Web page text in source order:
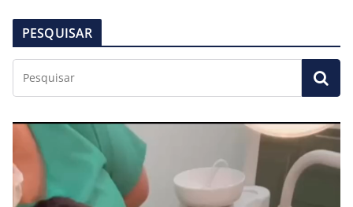
PESQUISAR